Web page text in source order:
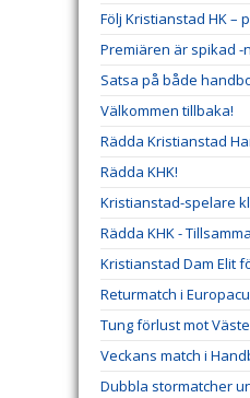
Följ Kristianstad HK –
Premiären är spikad
Satsa på både
Välkommen tillbaka!
Rädda Kristianstad
Rädda KHK!
Kristianstad-spelare
Rädda KHK -
Kristianstad Dam Elit
Returmatch i
Tung förlust mot
Veckans match i
Dubbla stormatcher